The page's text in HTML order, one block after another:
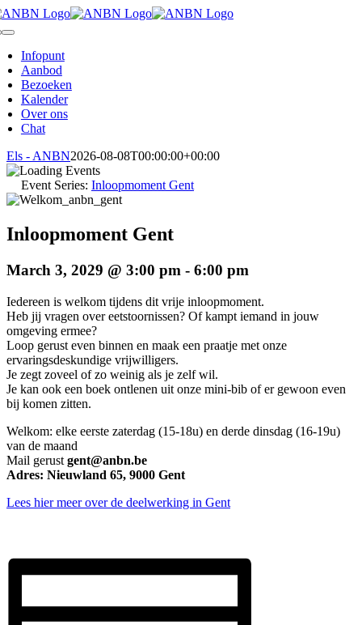
Skip
to
Infopunt
Aanbod
Bezoeken
Kalender
Over ons
Chat
Els - ANBN2026-08-08T00:00:00+00:00
Event Series: Inloopmoment Gent
Inloopmoment Gent
March 3, 2029 @ 3:00 pm - 6:00 pm
Iedereen is welkom tijdens dit vrije inloopmoment.
Heb jij vragen over eetstoornissen? Of kampt iemand in jouw
omgeving ermee?
Loop gerust even binnen en maak een praatje met onze
ervaringsdeskundige vrijwilligers.
Je zegt zoveel of zo weinig als je zelf wil.
Je kan ook een boek ontlenen uit onze mini-bib of er gewoon even
bij komen zitten.
Welkom: elke eerste zaterdag (15-18u) en derde dinsdag (16-19u)
van de maand
Mail gerust gent@anbn.be
Adres: Nieuwland 65, 9000 Gent
Lees hier meer over de deelwerking in Gent